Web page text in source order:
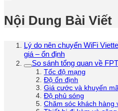
Nội Dung Bài Viết
Lý do nên chuyển WiFi
giá – ổn định
So sánh tổng quan về
Tốc độ mạng
Độ ổn định
Giá cước và khuyến
Độ phủ sóng
Chăm sóc khách hàng